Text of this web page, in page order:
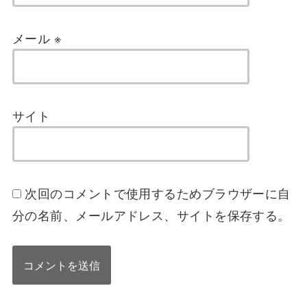
メール ※
サイト
次回のコメントで使用するためブラウザーに自
分の名前、メールアドレス、サイトを保存する。